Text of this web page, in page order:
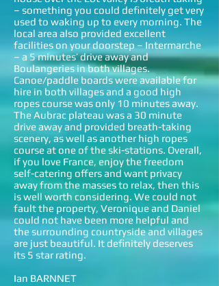
– something you could definitely get very
used to waking up to every morning. The
local area also provided excellent
facilities on your doorstep – Intermarche
– a 5 minutes’ drive away and
Boulangeries in both villages.
Canoe/paddle boards were available for
hire in both villages and a good high
ropes course was only 10 minutes away.
The Aubrac plateau was a 30 minute
drive away and provided breath-taking
scenery, as well as another high ropes
course at one of the ski-stations. Overall,
if you love France, enjoy the freedom
self-catering offers and want privacy
away from the masses to relax, then this
is well worth considering. We could not
fault the property, Veronique and Daniel
could not have been more helpful and
the surrounding countryside and villages
are just beautiful. It definitely deserves
its 5 star rating.
Ian BARNNET